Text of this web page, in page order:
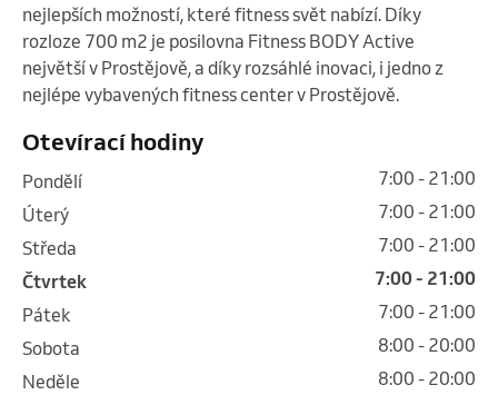
nejlepších možností, které fitness svět nabízí. Díky
rozloze 700 m2 je posilovna Fitness BODY Active
největší v Prostějově, a díky rozsáhlé inovaci, i jedno z
nejlépe vybavených fitness center v Prostějově.
Otevírací hodiny
pondělí
7:00 - 21:00
úterý
7:00 - 21:00
středa
7:00 - 21:00
čtvrtek
7:00 - 21:00
pátek
7:00 - 21:00
sobota
8:00 - 20:00
neděle
8:00 - 20:00